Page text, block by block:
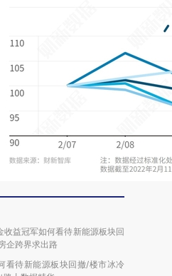
收益冠军如何看待新能源板块回
企跨界求出路
看待新能源板块回撤/楼市冰冷